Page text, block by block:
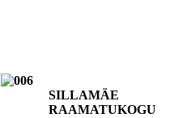
SILLAMÄE
RAAMATUKOGU